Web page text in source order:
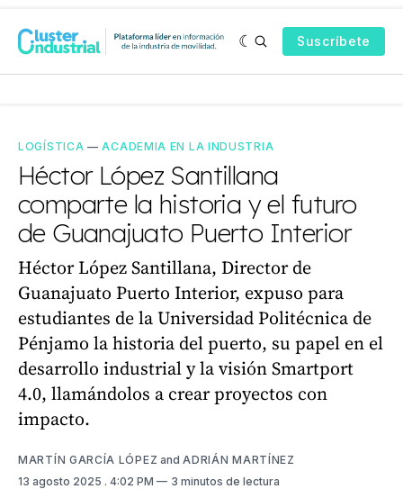
Suscríbete
LOGÍSTICA —ACADEMIA EN LA INDUSTRIA
Héctor López Santillana
comparte la historia y el futuro
de Guanajuato Puerto Interior
Héctor López Santillana, Director de
Guanajuato Puerto Interior, expuso para
estudiantes de la Universidad Politécnica de
Pénjamo la historia del puerto, su papel en el
desarrollo industrial y la visión Smartport
4.0, llamándolos a crear proyectos con
impacto.
MARTÍN GARCÍA LÓPEZ andADRIÁN MARTÍNEZ
13 agosto 2025 . 4:02 PM 3 minutos de lectura